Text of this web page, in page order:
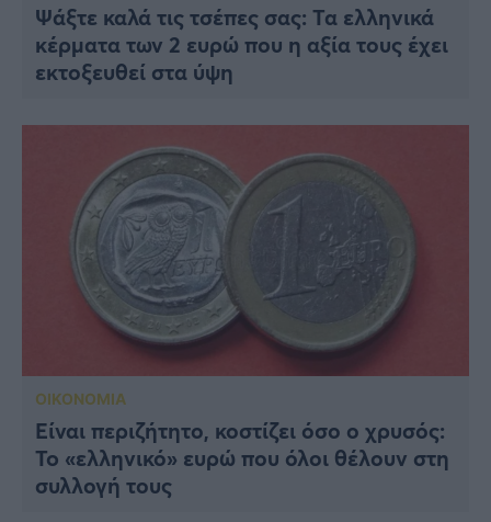
Ψάξτε καλά τις τσέπες σας: Τα ελληνικά
κέρματα των 2 ευρώ που η αξία τους έχει
εκτοξευθεί στα ύψη
ΟΙΚΟΝΟΜΙΑ
Είναι περιζήτητο, κοστίζει όσο ο χρυσός:
To «ελληνικό» ευρώ που όλοι θέλουν στη
συλλογή τους